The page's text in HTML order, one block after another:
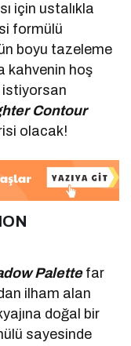
için ustalıkla
formülü
boyu tazeleme
kahvenin hoş
istiyorsan
Contour
olacak!
Palette far
ilham alan
doğal bir
sayesinde